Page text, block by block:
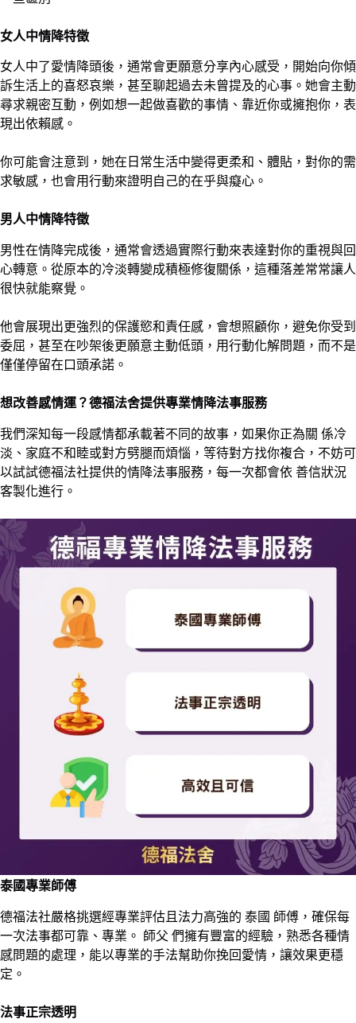
女人中情降特徵
女人中了愛情降頭後，通常會更願意分享內心感受，開始向你傾
訴生活上的喜怒哀樂，甚至聊起過去未曾提及的心事。她會主動
尋求親密互動，例如想一起做喜歡的事情、靠近你或擁抱你，表
現出依賴感。
你可能會注意到，她在日常生活中變得更柔和、體貼，對你的需
求敏感，也會用行動來證明自己的在乎與癡心。
男人中情降特徵
男性在情降完成後，通常會透過實際行動來表達對你的重視與回
心轉意。從原本的冷淡轉變成積極修復關係，這種落差常常讓人
很快就能察覺。
他會展現出更強烈的保護慾和責任感，會想照顧你，避免你受到
委屈，甚至在吵架後更願意主動低頭，用行動化解問題，而不是
僅僅停留在口頭承諾。
想改善感情運？德福法舍提供專業情降法事服務
我們深知每一段感情都承載著不同的故事，如果你正為關 係冷
淡、家庭不和睦或對方劈腿而煩惱，等待對方找你複合，不妨可
以試試德福法社提供的情降法事服務，每一次都會依 善信狀況
客製化進行。
泰國專業師傅
德福法社嚴格挑選經專業評估且法力高強的 泰國 師傅，確保每
一次法事都可靠、專業。 師父 們擁有豐富的經驗，熟悉各種情
感問題的處理，能以專業的手法幫助你挽回愛情，讓效果更穩
定。
法事正宗透明